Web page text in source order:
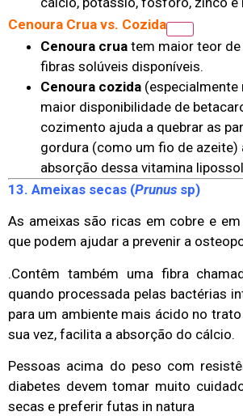
Cenoura Crua vs. Cozida
Cenoura crua tem maior teor de
fibras solúveis disponíveis.
Cenoura cozida (especialmente
maior disponibilidade de
cozimento ajuda a quebrar as
gordura (como um fio de azeite)
absorção dessa vitamina
13. Ameixas secas (Prunus sp)
As ameixas são ricas em cobre e
que podem ajudar a prevenir a
.Contêm também uma fibra
quando processada pelas bactérias
para um ambiente mais ácido no
sua vez, facilita a absorção do cálcio.
Pessoas acima do peso com
diabetes devem tomar muito
secas e preferir futas in natura